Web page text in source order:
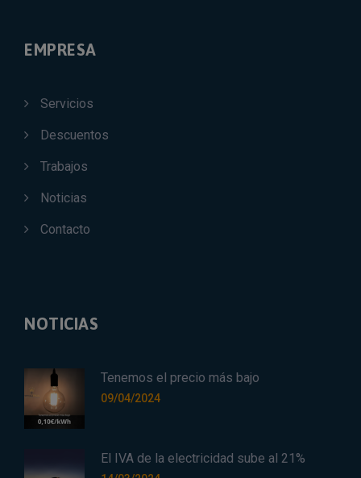
EMPRESA
Servicios
Descuentos
Trabajos
Noticias
Contacto
NOTICIAS
Tenemos el precio más bajo
09/04/2024
El IVA de la electricidad sube al 21%